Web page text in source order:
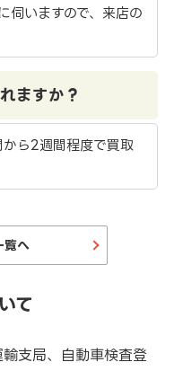
伺いますので、来店の
ますか？
ら2週間程度で買取
覧へ
て
支局、自動車検査登